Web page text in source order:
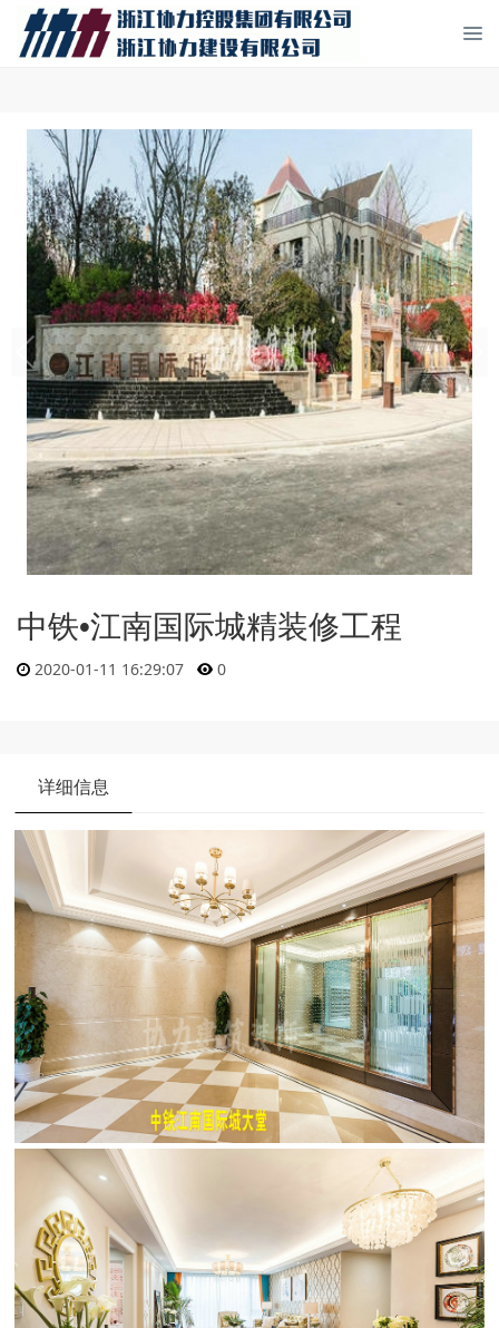
中铁•江南国际城精装修工程
2020-01-11 16:29:07 0
详细信息